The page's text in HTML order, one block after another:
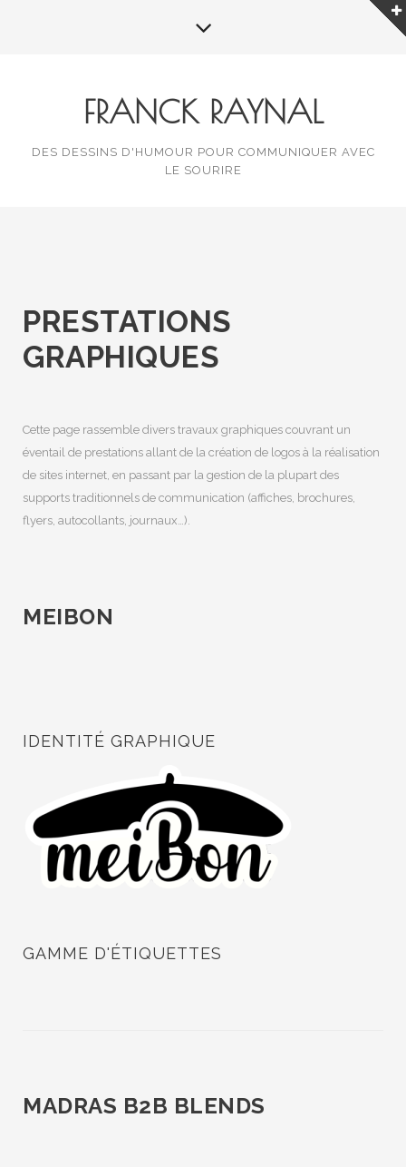
FRANCK RAYNAL
DES DESSINS D'HUMOUR POUR COMMUNIQUER AVEC
LE SOURIRE
PRESTATIONS
GRAPHIQUES
Cette page rassemble divers travaux graphiques couvrant un
éventail de prestations allant de la création de logos à la réalisation
de sites internet, en passant par la gestion de la plupart des
supports traditionnels de communication (affiches, brochures,
flyers, autocollants, journaux…).
MEIBON
IDENTITÉ GRAPHIQUE
GAMME D'ÉTIQUETTES
MADRAS B2B BLENDS